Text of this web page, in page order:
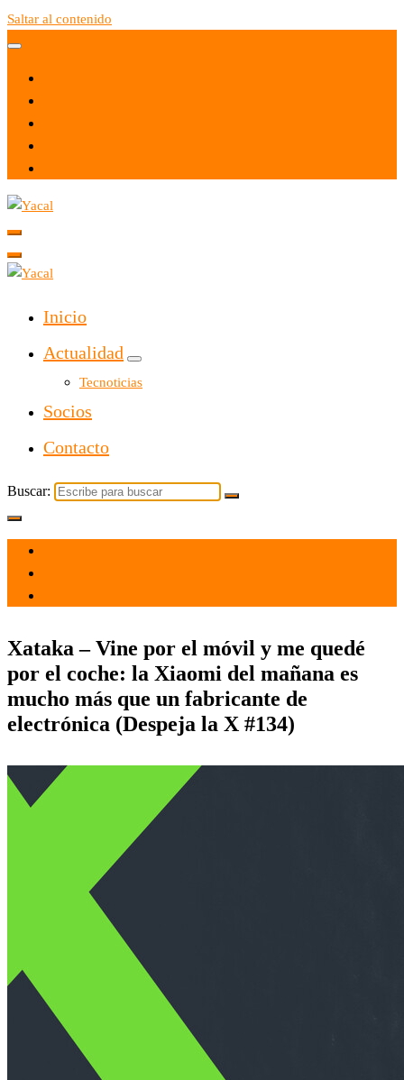
Saltar al contenido
Yacal micro hosting
Inicio
Actualidad
Tecnoticias
Socios
Contacto
Buscar:
Xataka – Vine por el móvil y me quedé
por el coche: la Xiaomi del mañana es
mucho más que un fabricante de
electrónica (Despeja la X #134)